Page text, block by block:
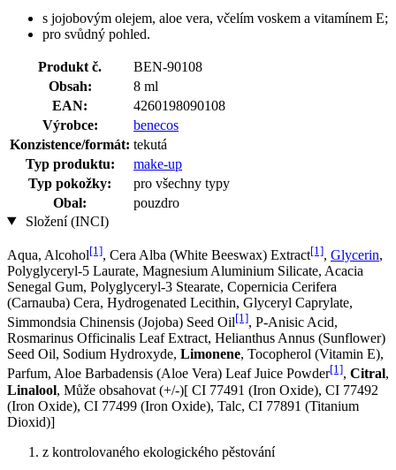
s jojobovým olejem, aloe vera, včelím voskem a vitamínem E;
pro svůdný pohled.
Produkt č.
BEN-90108
Obsah:
8 ml
EAN:
4260198090108
Výrobce:
benecos
Konzistence/formát: tekutá
Typ produktu:
make-up
Typ pokožky:
pro všechny typy
Obal:
pouzdro
Složení (INCI)
Aqua, Alcohol[1], Cera Alba (White Beeswax) Extract[1], Glycerin,
Polyglyceryl-5 Laurate, Magnesium Aluminium Silicate, Acacia
Senegal Gum, Polyglyceryl-3 Stearate, Copernicia Cerifera
(Carnauba) Cera, Hydrogenated Lecithin, Glyceryl Caprylate,
Simmondsia Chinensis (Jojoba) Seed Oil[1], P-Anisic Acid,
Rosmarinus Officinalis Leaf Extract, Helianthus Annus (Sunflower)
Seed Oil, Sodium Hydroxyde, Limonene, Tocopherol (Vitamin E),
Parfum, Aloe Barbadensis (Aloe Vera) Leaf Juice Powder[1], Citral,
Linalool, Může obsahovat (+/-)[ CI 77491 (Iron Oxide), CI 77492
(Iron Oxide), CI 77499 (Iron Oxide), Talc, CI 77891 (Titanium
Dioxid)]
z kontrolovaného ekologického pěstování